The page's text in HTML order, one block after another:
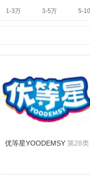
1-3万 3-5万 5-
优等星YOODEMSY 第28类